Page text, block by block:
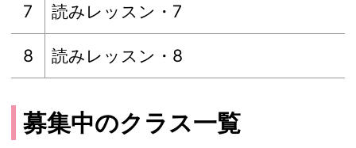
7 読みレッスン・7
8 読みレッスン・8
募集中のクラス一覧